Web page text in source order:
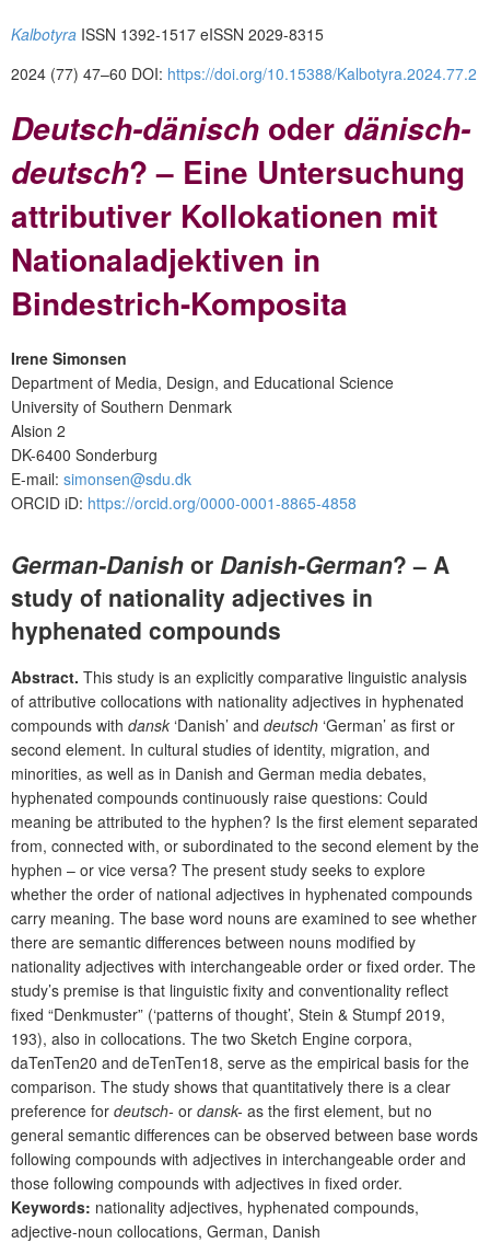
Kalbotyra ISSN 1392-1517 eISSN 2029-8315
2024 (77) 47–60 DOI: https://doi.org/10.15388/Kalbotyra.2024.77.2
Deutsch-dänisch oder dänisch-
deutsch? – Eine Untersuchung
attributiver Kollokationen mit
Nationaladjektiven in
Bindestrich-Komposita
Irene Simonsen
Department of Media, Design, and Educational Science
University of Southern Denmark
Alsion 2
DK-6400 Sonderburg
E-mail: simonsen@sdu.dk
ORCID iD: https://orcid.org/0000-0001-8865-4858
German-Danish or Danish-German? – A
study of nationality adjectives in
hyphenated compounds
Abstract. This study is an explicitly comparative linguistic analysis
of attributive collocations with nationality adjectives in hyphenated
compounds with dansk ‘Danish’ and deutsch ‘German’ as first or
second element. In cultural studies of identity, migration, and
minorities, as well as in Danish and German media debates,
hyphenated compounds continuously raise questions: Could
meaning be attributed to the hyphen? Is the first element separated
from, connected with, or subordinated to the second element by the
hyphen – or vice versa? The present study seeks to explore
whether the order of national adjectives in hyphenated compounds
carry meaning. The base word nouns are examined to see whether
there are semantic differences between nouns modified by
nationality adjectives with interchangeable order or fixed order. The
study’s premise is that linguistic fixity and conventionality reflect
fixed “Denkmuster” (‘patterns of thought’, Stein & Stumpf 2019,
193), also in collocations. The two Sketch Engine corpora,
daTenTen20 and deTenTen18, serve as the empirical basis for the
comparison. The study shows that quantitatively there is a clear
preference for deutsch- or dansk- as the first element, but no
general semantic differences can be observed between base words
following compounds with adjectives in interchangeable order and
those following compounds with adjectives in fixed order.
Keywords: nationality adjectives, hyphenated compounds,
adjective-noun collocations, German, Danish